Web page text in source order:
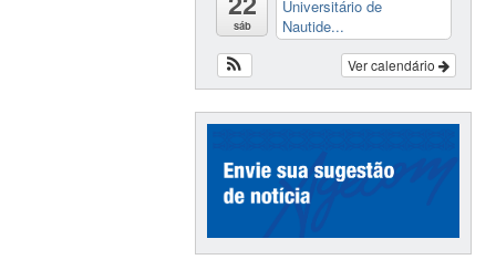
sáb
Universitário de
Nautide...
Ver calendário